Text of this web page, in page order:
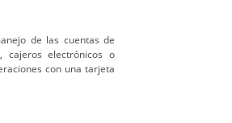
de las cuentas de
cajeros electrónicos o
con una tarjeta